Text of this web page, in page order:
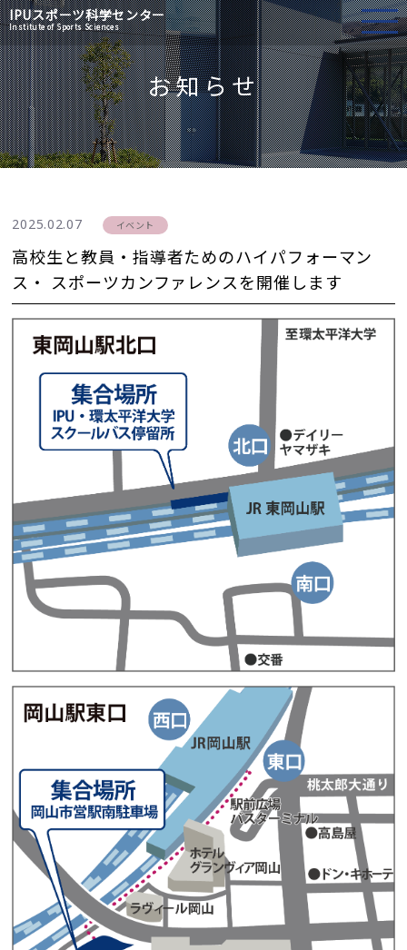
IPUスポーツ科学センター
Institute of Sports Sciences
お知らせ
2025.02.07 イベント
高校生と教員・指導者ためのハイパフォーマン
ス・ スポーツカンファレンスを開催します